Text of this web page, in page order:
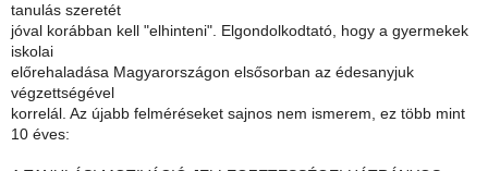
tanulás szeretét
jóval korábban kell "elhinteni". Elgondolkodtató, hogy a gyermekek
iskolai
előrehaladása Magyarországon elsősorban az édesanyjuk
végzettségével
korrelál. Az újabb felméréseket sajnos nem ismerem, ez több mint
10 éves: